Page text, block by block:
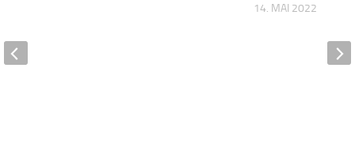
14. MAI 2022